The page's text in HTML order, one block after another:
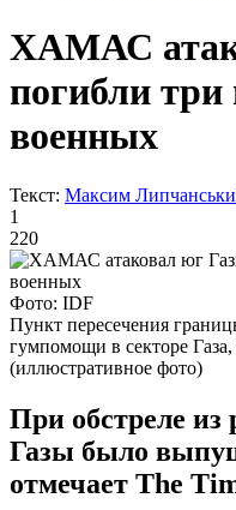
ХАМАС
погибли три
военных
Текст: Максим
1
220
Фото: IDF
Пункт пересечения
гумпомощи в секторе
(иллюстративное фото)
При обстреле из
Газы было
отмечает The